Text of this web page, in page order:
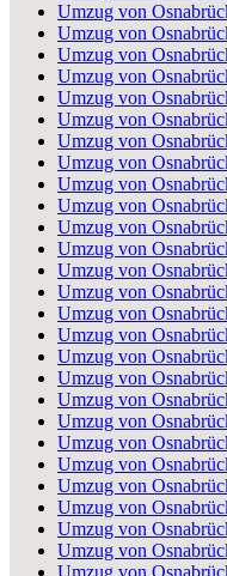
Umzug von
Umzug von
Umzug von
Umzug von
Umzug von
Umzug von
Umzug von
Umzug von
Umzug von
Umzug von
Umzug von
Umzug von
Umzug von
Umzug von
Umzug von
Umzug von
Umzug von
Umzug von
Umzug von
Umzug von
Umzug von
Umzug von
Umzug von
Umzug von
Umzug von
Umzug von
Umzug von